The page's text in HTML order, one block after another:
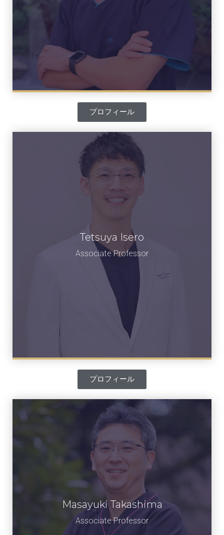
プロフィール
Tetsuya Isero
Associate Professor​
伊勢呂 哲也
准教授
プロフィール
Masayuki Takashima
Associate Professor​
高島 雅之
准教授